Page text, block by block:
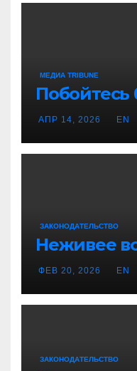
МЕДИА TRIBUNE
Побойтесь
АПР 14, 2026 EN
ЗАКОНОДАТЕЛЬСТВО
Неживее
ФЕВ 20, 2026 EN
ЗАКОНОДАТЕЛЬСТВО